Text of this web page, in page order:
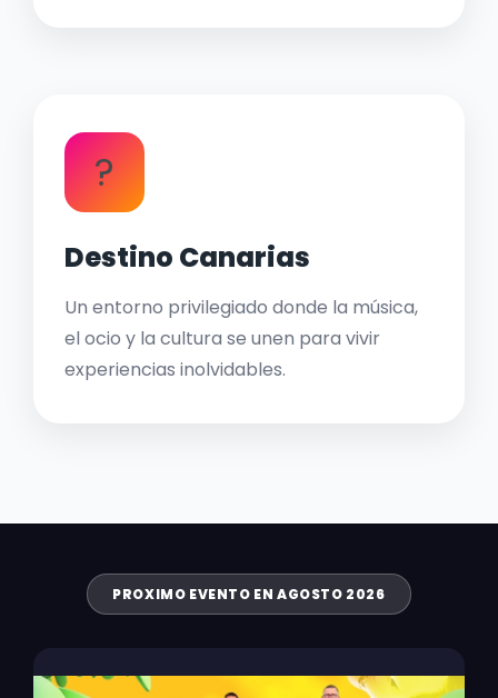
?
Destino Canarias
Un entorno privilegiado donde la música,
el ocio y la cultura se unen para vivir
experiencias inolvidables.
PROXIMO EVENTO EN AGOSTO 2026